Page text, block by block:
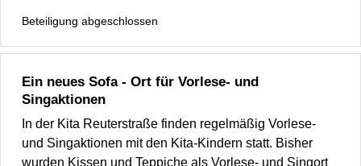
Beteiligung abgeschlossen
Ein neues Sofa - Ort für Vorlese- und
Singaktionen
In der Kita Reuterstraße finden regelmäßig Vorlese-
und Singaktionen mit den Kita-Kindern statt. Bisher
wurden Kissen und Teppiche als Vorlese- und Singort